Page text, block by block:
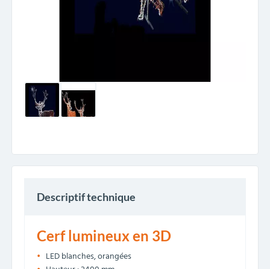
Descriptif technique
Cerf lumineux en 3D
LED blanches, orangées